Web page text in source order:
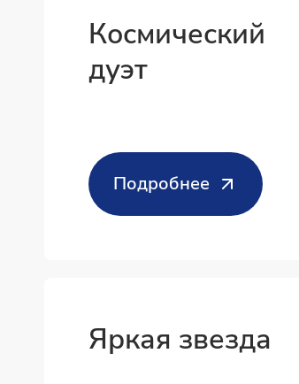
Космический
дуэт
Подробнее
Яркая звезда